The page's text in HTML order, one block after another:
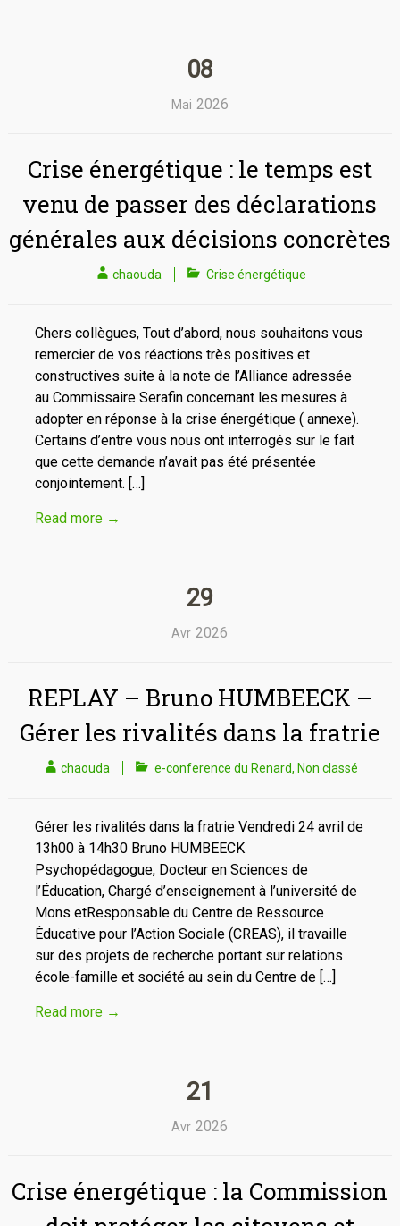
08
Mai 2026
Crise énergétique : le temps est
venu de passer des déclarations
générales aux décisions concrètes
chaouda Crise énergétique
Chers collègues, Tout d’abord, nous souhaitons vous
remercier de vos réactions très positives et
constructives suite à la note de l’Alliance adressée
au Commissaire Serafin concernant les mesures à
adopter en réponse à la crise énergétique ( annexe).
Certains d’entre vous nous ont interrogés sur le fait
que cette demande n’avait pas été présentée
conjointement. […]
Read more →
29
Avr 2026
REPLAY – Bruno HUMBEECK –
Gérer les rivalités dans la fratrie
chaouda e-conference du Renard, Non classé
Gérer les rivalités dans la fratrie Vendredi 24 avril de
13h00 à 14h30 Bruno HUMBEECK
Psychopédagogue, Docteur en Sciences de
l’Éducation, Chargé d’enseignement à l’université de
Mons etResponsable du Centre de Ressource
Éducative pour l’Action Sociale (CREAS), il travaille
sur des projets de recherche portant sur relations
école-famille et société au sein du Centre de […]
Read more →
21
Avr 2026
Crise énergétique : la Commission